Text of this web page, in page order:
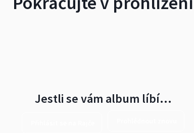
Jestli se vám album líbí…